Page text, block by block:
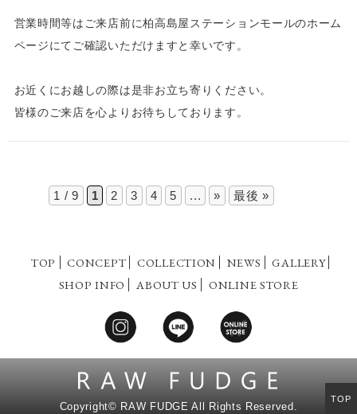
営業時間等はご来店前に柏高島屋ステーションモールのホーム
ページにてご確認いただけますと幸いです。
お近くにお越しの際は是非お立ち寄りください。
皆様のご来店を心よりお待ちしております。
1 / 9 1 2 3 4 5 ... » 最後 »
TOP CONCEPT COLLECTION NEWS
GALLERY
SHOP INFO
ABOUT US ONLINE STORE
Copyright© RAW FUDGE All Rights Reserved.
TOP